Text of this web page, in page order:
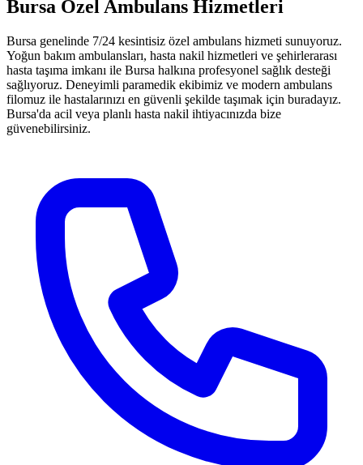
Bursa Özel Ambulans Hizmetleri
Bursa genelinde 7/24 kesintisiz özel ambulans hizmeti sunuyoruz.
Yoğun bakım ambulansları, hasta nakil hizmetleri ve şehirlerarası
hasta taşıma imkanı ile Bursa halkına profesyonel sağlık desteği
sağlıyoruz. Deneyimli paramedik ekibimiz ve modern ambulans
filomuz ile hastalarınızı en güvenli şekilde taşımak için buradayız.
Bursa'da acil veya planlı hasta nakil ihtiyacınızda bize
güvenebilirsiniz.